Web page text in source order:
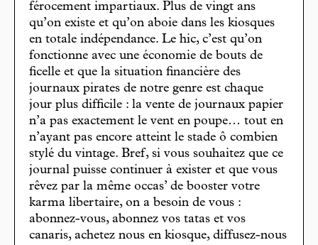
férocement impartiaux. Plus de vingt ans
qu’on existe et qu’on aboie dans les kiosques
en totale indépendance. Le hic, c’est qu’on
fonctionne avec une économie de bouts de
ficelle et que la situation financière des
journaux pirates de notre genre est chaque
jour plus difficile : la vente de journaux papier
n’a pas exactement le vent en poupe… tout en
n’ayant pas encore atteint le stade ô combien
stylé du vintage. Bref, si vous souhaitez que ce
journal puisse continuer à exister et que vous
rêvez par la même occas’ de booster votre
karma libertaire, on a besoin de vous :
abonnez-vous, abonnez vos tatas et vos
canaris, achetez nous en kiosque, diffusez-nous